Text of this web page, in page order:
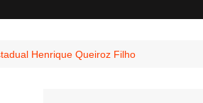
Henrique Queiroz Filho